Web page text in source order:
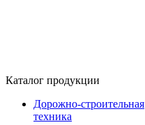
Каталог продукции
Дорожно-строительная
техника